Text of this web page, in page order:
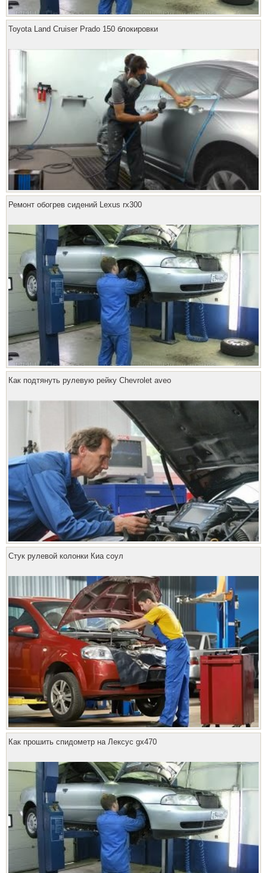
Toyota Land Cruiser Prado 150 блокировки
Ремонт обогрев сидений Lexus rx300
Как подтянуть рулевую рейку Chevrolet aveo
Стук рулевой колонки Киа соул
Как прошить спидометр на Лексус gx470